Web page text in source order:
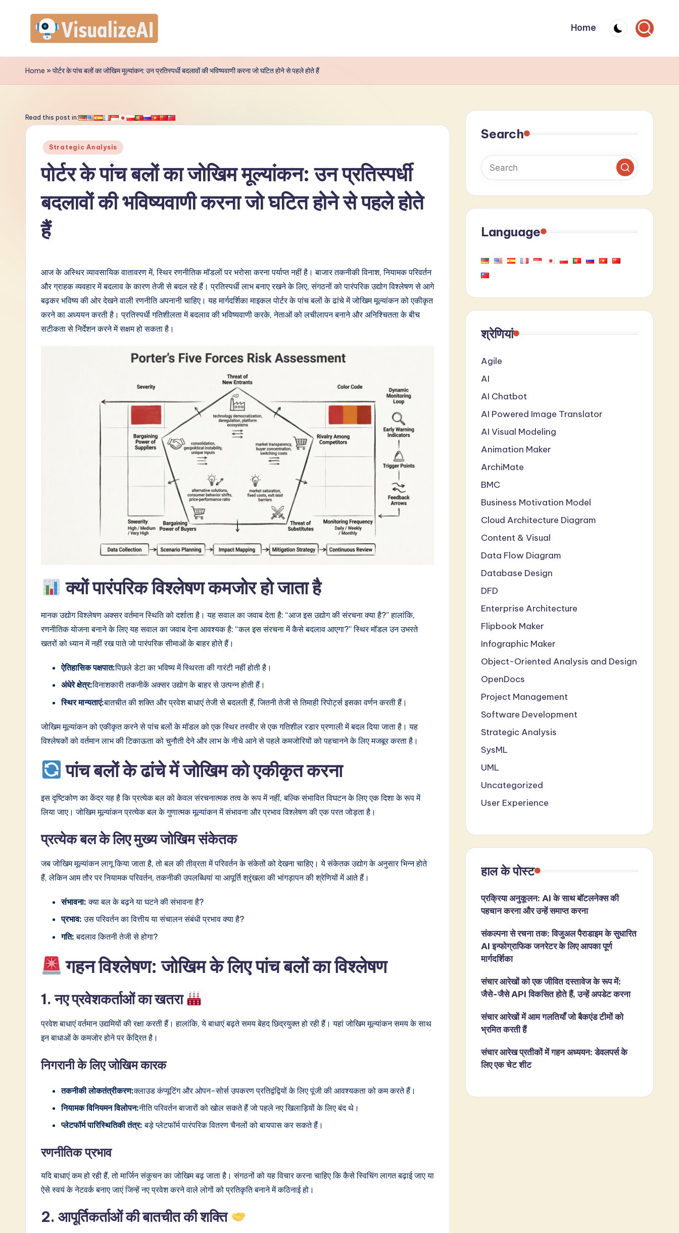
contentV
is
a
A
Home
Home »पोर्टर के पांच बलों का जोखिम मूल्यांकन: उन प्रतिस्पर्धी बदलावों की भविष्यवाणी करना जो घटित होने से पहले होते हैं
Read this post in:
Posted
Strategic Analysis
पोर्टर के पांच बलों का जोखिम मूल्यांकन: उन प्रतिस्पर्धी
बदलावों की भविष्यवाणी करना जो घटित होने से पहले होते
हैं
आज के अस्थिर व्यावसायिक वातावरण में, स्थिर रणनीतिक मॉडलों पर भरोसा करना पर्याप्त नहीं है। बाजार तकनीकी विनाश, नियामक परिवर्तन
और ग्राहक व्यवहार में बदलाव के कारण तेजी से बदल रहे हैं। प्रतिस्पर्धी लाभ बनाए रखने के लिए, संगठनों को पारंपरिक उद्योग विश्लेषण से आगे
बढ़कर भविष्य की ओर देखने वाली रणनीति अपनानी चाहिए। यह मार्गदर्शिका माइकल पोर्टर के पांच बलों के ढांचे में जोखिम मूल्यांकन को एकीकृत
करने का अध्ययन करती है। प्रतिस्पर्धी गतिशीलता में बदलाव की भविष्यवाणी करके, नेताओं को लचीलापन बनाने और अनिश्चितता के बीच
सटीकता से निर्देशन करने में सक्षम हो सकता है।
क्यों पारंपरिक विश्लेषण कमजोर हो जाता है
मानक उद्योग विश्लेषण अक्सर वर्तमान स्थिति को दर्शाता है। यह सवाल का जवाब देता है: “आज इस उद्योग की संरचना क्या है?” हालांकि,
रणनीतिक योजना बनाने के लिए यह सवाल का जवाब देना आवश्यक है: “कल इस संरचना में कैसे बदलाव आएगा?” स्थिर मॉडल उन उभरते
खतरों को ध्यान में नहीं रख पाते जो पारंपरिक सीमाओं के बाहर होते हैं।
ऐतिहासिक पक्षपात:पिछले डेटा का भविष्य में स्थिरता की गारंटी नहीं होती है।
अंधेरे क्षेत्र:विनाशकारी तकनीकें अक्सर उद्योग के बाहर से उत्पन्न होती हैं।
स्थिर मान्यताएं:बातचीत की शक्ति और प्रवेश बाधाएं तेजी से बदलती हैं, जितनी तेजी से तिमाही रिपोर्ट्स इसका वर्णन करती हैं।
जोखिम मूल्यांकन को एकीकृत करने से पांच बलों के मॉडल को एक स्थिर तस्वीर से एक गतिशील रडार प्रणाली में बदल दिया जाता है। यह
विश्लेषकों को वर्तमान लाभ की टिकाऊता को चुनौती देने और लाभ के नीचे आने से पहले कमजोरियों को पहचानने के लिए मजबूर करता है।
पांच बलों के ढांचे में जोखिम को एकीकृत करना
इस दृष्टिकोण का केंद्र यह है कि प्रत्येक बल को केवल संरचनात्मक तत्व के रूप में नहीं, बल्कि संभावित विघटन के लिए एक दिशा के रूप में
लिया जाए। जोखिम मूल्यांकन प्रत्येक बल के गुणात्मक मूल्यांकन में संभावना और प्रभाव विश्लेषण की एक परत जोड़ता है।
प्रत्येक बल के लिए मुख्य जोखिम संकेतक
जब जोखिम मूल्यांकन लागू किया जाता है, तो बल की तीव्रता में परिवर्तन के संकेतों को देखना चाहिए। ये संकेतक उद्योग के अनुसार भिन्न होते
हैं, लेकिन आम तौर पर नियामक परिवर्तन, तकनीकी उपलब्धियां या आपूर्ति श्रृंखला की भांगड़ापन की श्रेणियों में आते हैं।
संभावना: क्या बल के बढ़ने या घटने की संभावना है?
प्रभाव: उस परिवर्तन का वित्तीय या संचालन संबंधी प्रभाव क्या है?
गति: बदलाव कितनी तेजी से होगा?
गहन विश्लेषण: जोखिम के लिए पांच बलों का विश्लेषण
1. नए प्रवेशकर्ताओं का खतरा
प्रवेश बाधाएं वर्तमान उद्यमियों की रक्षा करती हैं। हालांकि, ये बाधाएं बढ़ते समय बेहद छिद्रयुक्त हो रही हैं। यहां जोखिम मूल्यांकन समय के साथ
इन बाधाओं के कमजोर होने पर केंद्रित है।
निगरानी के लिए जोखिम कारक
तकनीकी लोकतंत्रीकरण:क्लाउड कंप्यूटिंग और ओपन-सोर्स उपकरण प्रतिद्वंद्वियों के लिए पूंजी की आवश्यकता को कम करते हैं।
नियामक विनियमन विलोपन:नीति परिवर्तन बाजारों को खोल सकते हैं जो पहले नए खिलाड़ियों के लिए बंद थे।
प्लेटफॉर्म पारिस्थितिकी तंत्र: बड़े प्लेटफॉर्म पारंपरिक वितरण चैनलों को बायपास कर सकते हैं।
रणनीतिक प्रभाव
यदि बाधाएं कम हो रही हैं, तो मार्जिन संकुचन का जोखिम बढ़ जाता है। संगठनों को यह विचार करना चाहिए कि कैसे स्विचिंग लागत बढ़ाई जाए या
ऐसे स्वयं के नेटवर्क बनाए जाएं जिन्हें नए प्रवेश करने वाले लोगों को प्रतिकृति बनाने में कठिनाई हो।
2. आपूर्तिकर्ताओं की बातचीत की शक्ति
Search
Language
श्रेणियां
Agile
AI
AI Chatbot
AI Powered Image Translator
AI Visual Modeling
Animation Maker
ArchiMate
BMC
Business Motivation Model
Cloud Architecture Diagram
Content & Visual
Data Flow Diagram
Database Design
DFD
Enterprise Architecture
Flipbook Maker
Infographic Maker
Object-Oriented Analysis and Design
OpenDocs
Project Management
Software Development
Strategic Analysis
SysML
UML
Uncategorized
User Experience
हाल के पोस्ट
प्रक्रिया अनुकूलन: AI के साथ बॉटलनेक्स की
पहचान करना और उन्हें समाप्त करना
संकल्पना से रचना तक: विजुअल पैराडाइम के सुधारित
AI इन्फोग्राफिक जनरेटर के लिए आपका पूर्ण
मार्गदर्शिका
संचार आरेखों को एक जीवित दस्तावेज के रूप में:
जैसे-जैसे API विकसित होते हैं, उन्हें अपडेट करना
संचार आरेखों में आम गलतियाँ जो बैकएंड टीमों को
भ्रमित करती हैं
संचार आरेख प्रतीकों में गहन अध्ययन: डेवलपर्स के
लिए एक चेट शीट